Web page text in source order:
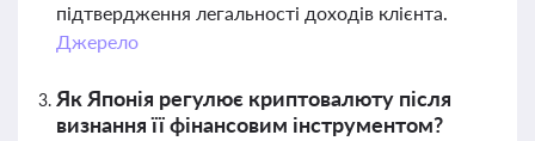
підтвердження легальності доходів клієнта.
Джерело
Як Японія регулює криптовалюту після
визнання її фінансовим інструментом?